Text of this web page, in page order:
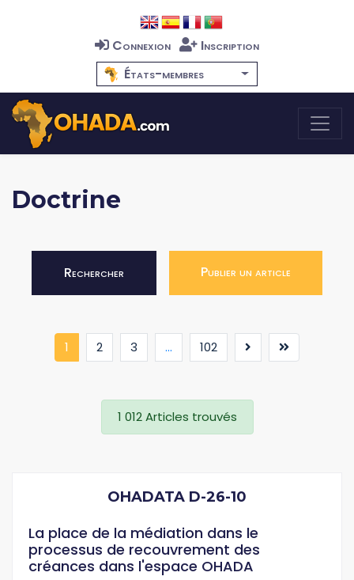
Connexion
Inscription
États-membres
Doctrine
Rechercher Publier un article
1 (current)
2 3 ... 102
1 012 Articles trouvés
OHADATA D-26-10
La place de la médiation dans le
processus de recouvrement des
créances dans l'espace OHADA